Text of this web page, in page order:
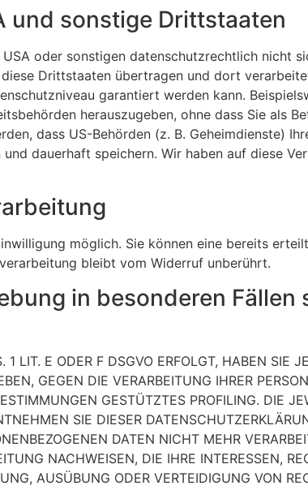
und sonstige Drittstaaten
oder sonstigen datenschutzrechtlich nicht
Drittstaaten übertragen und dort
garantiert werden kann.
herauszugeben, ohne dass Sie als
dass US-Behörden (z. B. Geheimdienste)
dauerhaft speichern. Wir haben auf diese
möglich. Sie können eine bereits
bleibt vom Widerruf unberührt.
in besonderen Fällen
LIT. E ODER F DSGVO ERFOLGT, HABEN SIE
GEGEN DIE VERARBEITUNG IHRER
GESTÜTZTES PROFILING. DIE
SIE DIESER
DATEN NICHT MEHR
NACHWEISEN, DIE IHRE INTERESSEN,
AUSÜBUNG ODER VERTEIDIGUNG VON